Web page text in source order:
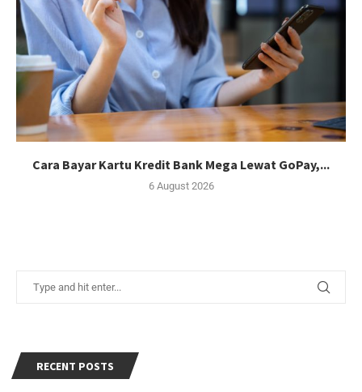
Cara Bayar Kartu Kredit Bank Mega Lewat GoPay,...
6 August 2026
RECENT POSTS